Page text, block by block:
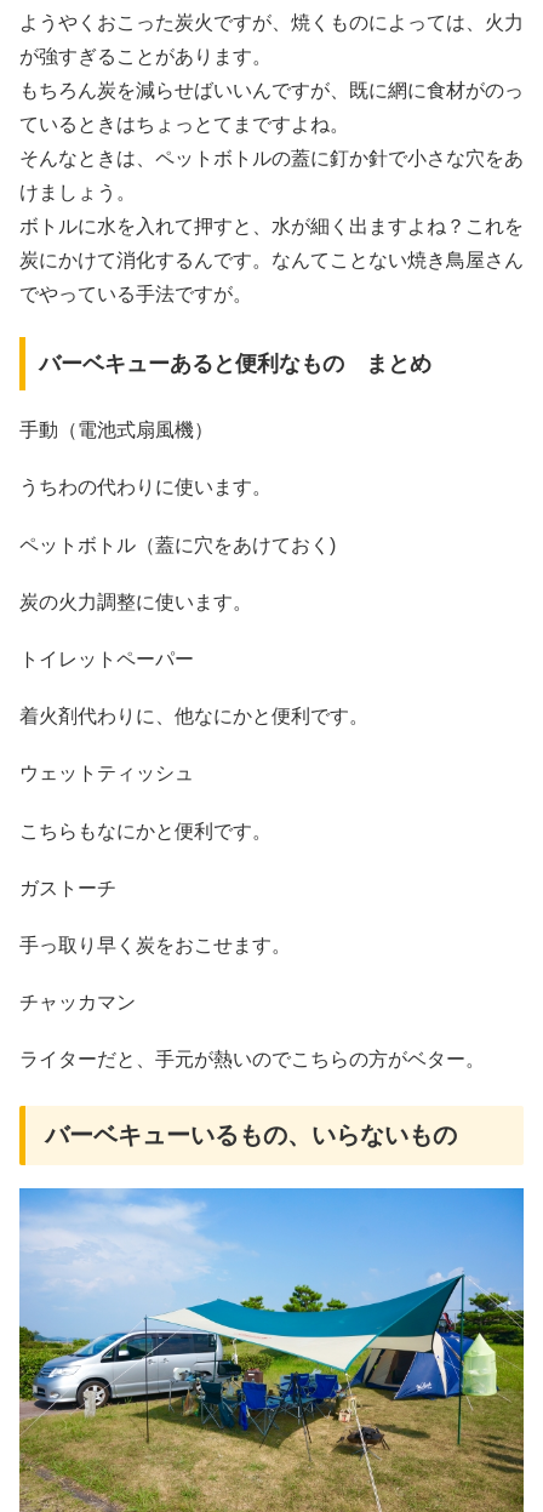
ようやくおこった炭火ですが、焼くものによっては、火力
が強すぎることがあります。
もちろん炭を減らせばいいんですが、既に網に食材がのっ
ているときはちょっとてまですよね。
そんなときは、ペットボトルの蓋に釘か針で小さな穴をあ
けましょう。
ボトルに水を入れて押すと、水が細く出ますよね？これを
炭にかけて消化するんです。なんてことない焼き鳥屋さん
でやっている手法ですが。
バーベキューあると便利なもの まとめ
手動（電池式扇風機）
うちわの代わりに使います。
ペットボトル（蓋に穴をあけておく)
炭の火力調整に使います。
トイレットペーパー
着火剤代わりに、他なにかと便利です。
ウェットティッシュ
こちらもなにかと便利です。
ガストーチ
手っ取り早く炭をおこせます。
チャッカマン
ライターだと、手元が熱いのでこちらの方がベター。
バーベキューいるもの、いらないもの